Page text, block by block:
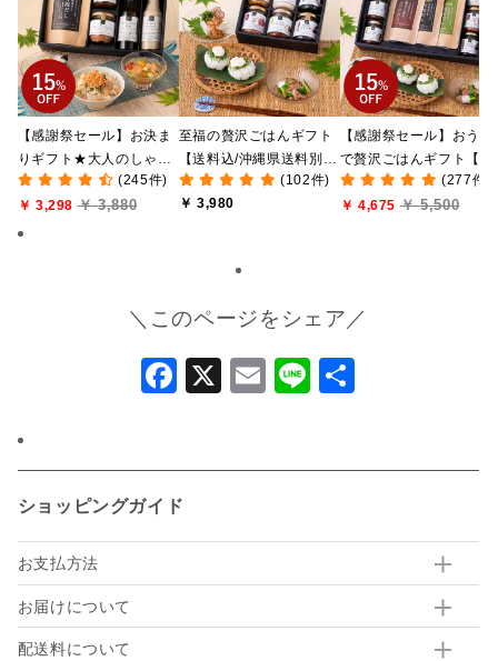
【感謝祭セール】お決ま
りギフト★大人のしゃけ
しゃけめんたい入り【送
料込/沖縄県送料別途】
【化粧箱包装付】
(245件)
￥ 3,298 ￥ 3,880
至福の贅沢ごはんギフト
【送料込/沖縄県送料別
途】【化粧箱包装付/オン
ライン限定】
(102件)
￥ 3,980
【感謝祭セール】おうち
で贅沢ごはんギフト【送
料無料/沖縄県送料別途】
【化粧箱包装付/オンライ
(277件)
￥ 4,675 ￥ 5,500
＼このページをシェア／
Facebook
X Email
Line
ショッピングガイド
お支払方法
お届けについて
配送料について